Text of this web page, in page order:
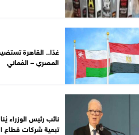
غدًا.. القاهرة
المصري – العُماني
نائب رئيس الوزراء
تبعية شركات قطاع